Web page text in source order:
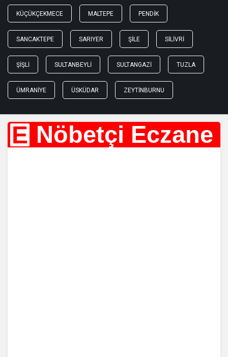
KÜÇÜKÇEKMECE MALTEPE PENDIK
SANCAKTEPE SARIYER ŞILE SILIVRI
ŞIŞLI SULTANBEYLI SULTANGAZI TUZLA
ÜMRANIYE ÜSKÜDAR ZEYTINBURNU
E Nöbetçi Eczane